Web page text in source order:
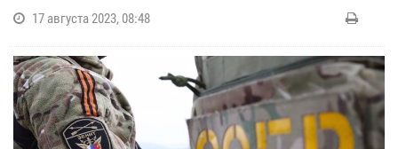
17 августа 2023, 08:48